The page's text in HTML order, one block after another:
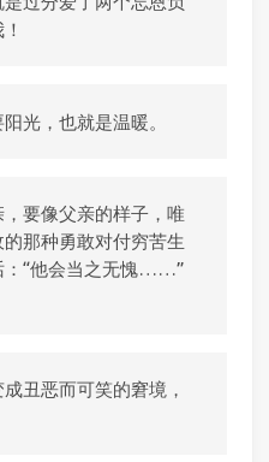
光，也就是温暖。
要像父亲的样子，唯
那种勇敢对付穷苦生
：“他会当之无愧……”
丑恶而可笑的窘境，